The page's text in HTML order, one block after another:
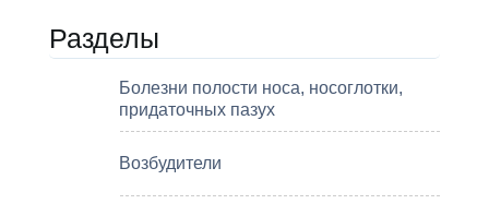
Разделы
Болезни полости носа, носоглотки,
придаточных пазух
Возбудители